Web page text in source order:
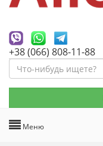
+38 (066) 808-11-88
Меню